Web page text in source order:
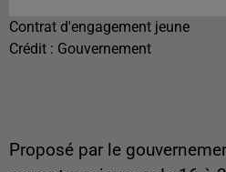
Contrat d'engagement jeune
Crédit : Gouvernement
Proposé par le